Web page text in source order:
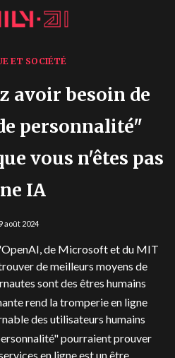
ET SOCIÉTÉ
avoir besoin de
personnalité"
vous n'êtes pas
IA
août 2024
de Microsoft et du MIT
de meilleurs moyens de
sont des êtres humains
rend la tromperie en ligne
des utilisateurs humains
pourraient prouver
en ligne est un être